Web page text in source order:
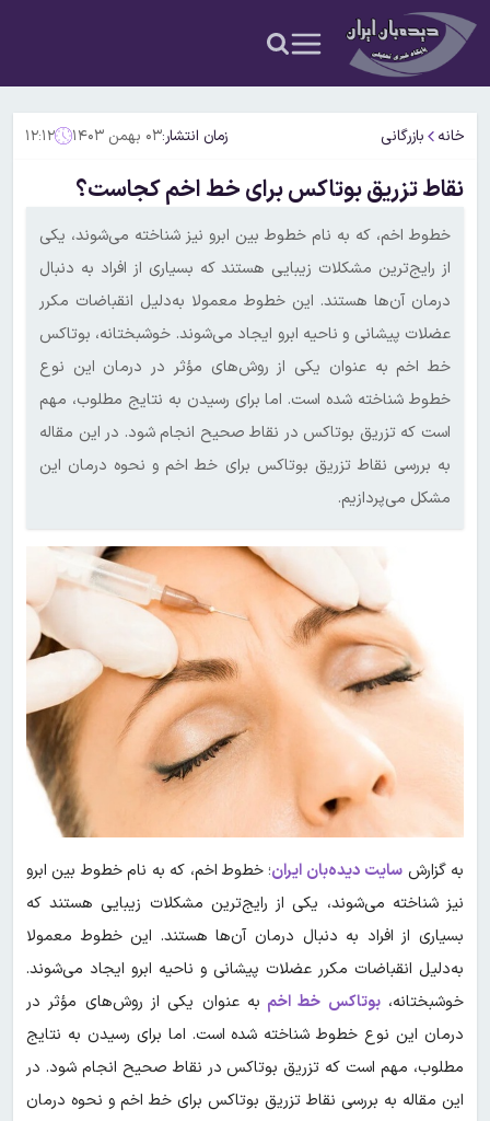
خانه بازرگانی زمان انتشار:۰۳ بهمن ۱۴۰۳ ۱۲:۱۲
نقاط تزریق بوتاکس برای خط اخم کجاست؟
خطوط اخم، که به نام خطوط بین ابرو نیز شناخته می‌شوند، یکی
از رایج‌ترین مشکلات زیبایی هستند که بسیاری از افراد به دنبال
درمان آن‌ها هستند. این خطوط معمولا به‌دلیل انقباضات مکرر
عضلات پیشانی و ناحیه ابرو ایجاد می‌شوند. خوشبختانه، بوتاکس
خط اخم به عنوان یکی از روش‌های مؤثر در درمان این نوع
خطوط شناخته شده است. اما برای رسیدن به نتایج مطلوب، مهم
است که تزریق بوتاکس در نقاط صحیح انجام شود. در این مقاله
به بررسی نقاط تزریق بوتاکس برای خط اخم و نحوه درمان این
مشکل می‌پردازیم.
به گزارش سایت دیده‌بان ایران؛ خطوط اخم، که به نام خطوط بین ابرو
نیز شناخته می‌شوند، یکی از رایج‌ترین مشکلات زیبایی هستند که
بسیاری از افراد به دنبال درمان آن‌ها هستند. این خطوط معمولا
به‌دلیل انقباضات مکرر عضلات پیشانی و ناحیه ابرو ایجاد می‌شوند.
خوشبختانه،بوتاکس خط اخم به عنوان یکی از روش‌های مؤثر در
درمان این نوع خطوط شناخته شده است. اما برای رسیدن به نتایج
مطلوب، مهم است که تزریق بوتاکس در نقاط صحیح انجام شود. در
این مقاله به بررسی نقاط تزریق بوتاکس برای خط اخم و نحوه درمان